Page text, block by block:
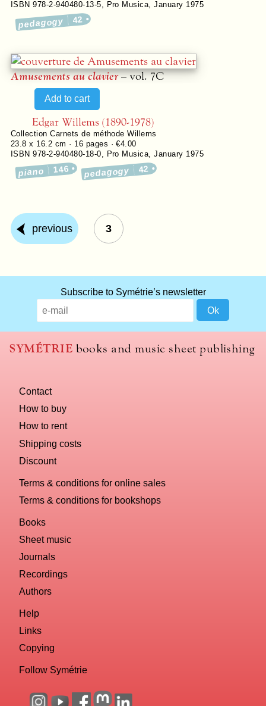
ISBN 978-2-940480-13-5, Pro Musica,January 1975
pedagogy 42
Amusements au clavier– vol. 7C
Edgar Willems (1890-1978)
Collection Carnets de méthode Willems
23.8 x 16.2 cm · 16 pages ·€4.00
ISBN 978-2-940480-18-0, Pro Musica,January 1975
piano 146 pedagogy 42
previous 3
Subscribe to Symétrie’s newsletter
SYMÉTRIE books and music sheet publishing
Contact
How to buy
How to rent
Shipping costs
Discount
Terms & conditions for online sales
Terms & conditions for bookshops
Books
Sheet music
Journals
Recordings
Authors
Help
Links
Copying
Follow Symétrie